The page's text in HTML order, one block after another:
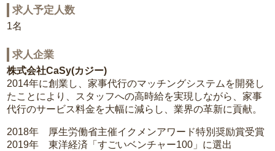
求人予定人数
1名
求人企業
株式会社CaSy(カジー)
2014年に創業し、家事代行のマッチングシステムを開発し
たことにより、スタッフへの高時給を実現しながら、家事
代行のサービス料金を大幅に減らし、業界の革新に貢献。
2018年 厚生労働省主催イクメンアワード特別奨励賞受賞
2019年 東洋経済「すごいベンチャー100」に選出